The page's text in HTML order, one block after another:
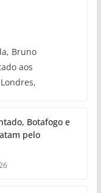
Bruno
aos
Botafogo e
pelo